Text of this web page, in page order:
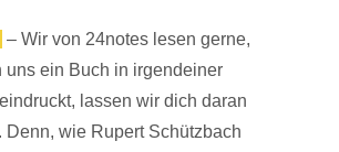
– Wir von 24notes lesen gerne,
uns ein Buch in irgendeiner
lassen wir dich daran
Denn, wie Rupert Schützbach